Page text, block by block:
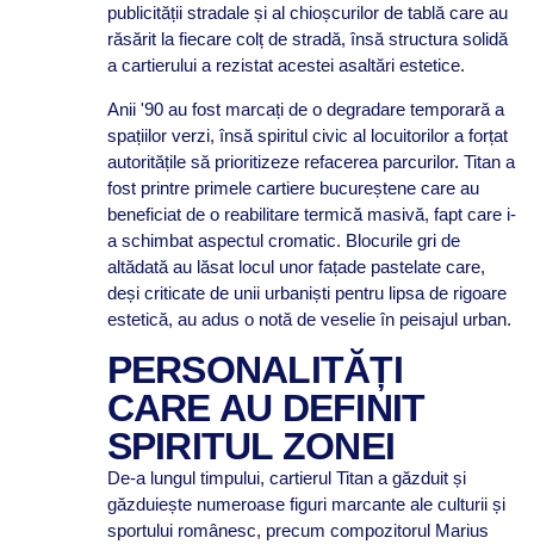
publicității stradale și al chioșcurilor de tablă care au
răsărit la fiecare colț de stradă, însă structura solidă
a cartierului a rezistat acestei asaltări estetice.
Anii '90 au fost marcați de o degradare temporară a
spațiilor verzi, însă spiritul civic al locuitorilor a forțat
autoritățile să prioritizeze refacerea parcurilor. Titan a
fost printre primele cartiere bucureștene care au
beneficiat de o reabilitare termică masivă, fapt care i-
a schimbat aspectul cromatic. Blocurile gri de
altădată au lăsat locul unor fațade pastelate care,
deși criticate de unii urbaniști pentru lipsa de rigoare
estetică, au adus o notă de veselie în peisajul urban.
PERSONALITĂȚI
CARE AU DEFINIT
SPIRITUL ZONEI
De-a lungul timpului, cartierul Titan a găzduit și
găzduiește numeroase figuri marcante ale culturii și
sportului românesc, precum compozitorul Marius